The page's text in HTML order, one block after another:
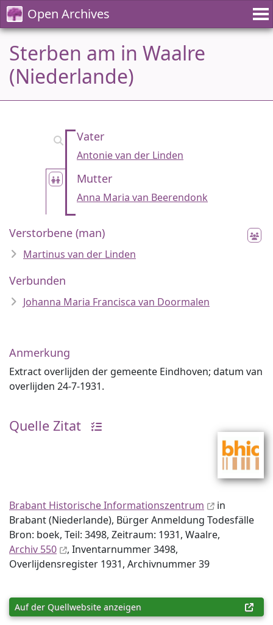
Open Archives
Sterben am in Waalre
(Niederlande)
Vater
Antonie van der Linden
Mutter
Anna Maria van Beerendonk
Verstorbene (man)
Martinus van der Linden
Verbunden
Johanna Maria Francisca van Doormalen
Anmerkung
Extract overlijden der gemeente Eindhoven; datum van
overlijden 24-7-1931.
Quelle Zitat
Brabant Historische Informationszentrum
in
Brabant (Niederlande), Bürger Anmeldung Todesfälle
Bron: boek, Teil: 3498, Zeitraum: 1931, Waalre,
Archiv 550
, Inventar­nummer 3498,
Overlijdensregister 1931, Archiv­nummer 39
Auf der Quellwebsite anzeigen